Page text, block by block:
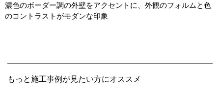
濃色のボーダー調の外壁をアクセントに、外観のフォルムと色
のコントラストがモダンな印象
もっと施工事例が見たい方にオススメ